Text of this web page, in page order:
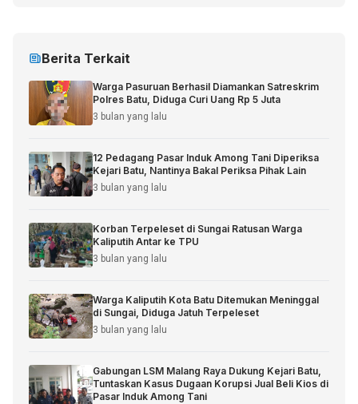
Berita Terkait
Warga Pasuruan Berhasil Diamankan Satreskrim
Polres Batu, Diduga Curi Uang Rp 5 Juta
3 bulan yang lalu
12 Pedagang Pasar Induk Among Tani Diperiksa
Kejari Batu, Nantinya Bakal Periksa Pihak Lain
3 bulan yang lalu
Korban Terpeleset di Sungai Ratusan Warga
Kaliputih Antar ke TPU
3 bulan yang lalu
Warga Kaliputih Kota Batu Ditemukan Meninggal
di Sungai, Diduga Jatuh Terpeleset
3 bulan yang lalu
Gabungan LSM Malang Raya Dukung Kejari Batu,
Tuntaskan Kasus Dugaan Korupsi Jual Beli Kios di
Pasar Induk Among Tani